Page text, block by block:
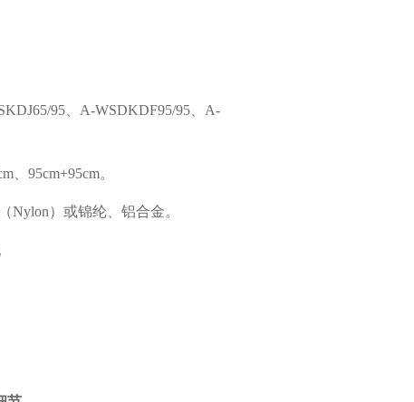
95、A-WSDKDF95/95、A-
95cm+95cm。
）或锦纶、铝合金。